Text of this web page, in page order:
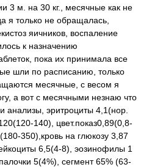
3 м. на 30 кг., месячные как не
я только не обращалась,
яичников, воспаление
к назначению
пока их принимала все
шли по расписанию, только
месячные, с весом я
а вот с месячными незнаю что
анализы, эритроциты 4,1(нор.
140), цвет.показ0,89(0,8-
350),кровь на глюкозу 3,87
6,5(4-8), эозинофилы 1
5(4%), сегмент 65% (63-